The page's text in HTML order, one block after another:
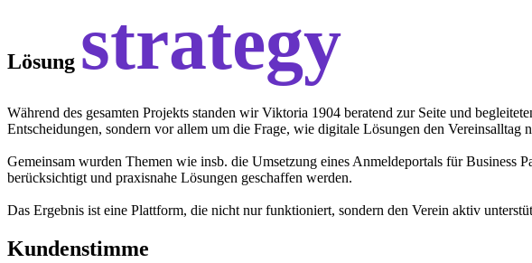
Lösung strategy
Während des gesamten Projekts standen wir Viktoria 1904 beratend zur Seite und
Entscheidungen, sondern vor allem um die Frage, wie digitale Lösungen den Vereinsalltag
Gemeinsam wurden Themen wie insb. die Umsetzung eines Anmeldeportals für
berücksichtigt und praxisnahe Lösungen geschaffen werden.
Das Ergebnis ist eine Plattform, die nicht nur funktioniert, sondern den Verein aktiv
Kundenstimme